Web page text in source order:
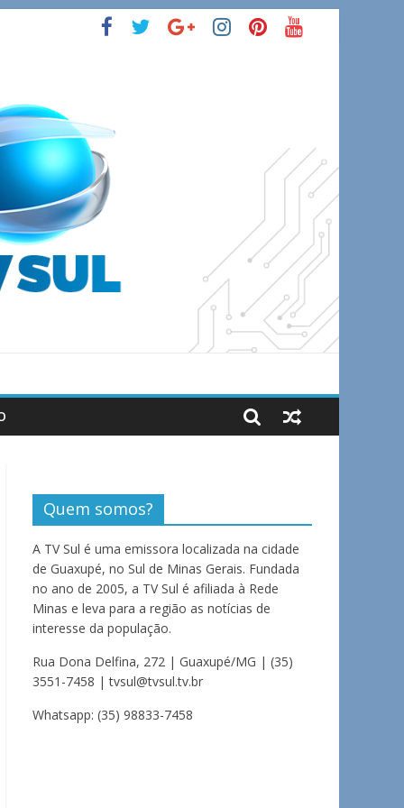
Quem somos?
A TV Sul é uma emissora localizada na cidade
de Guaxupé, no Sul de Minas Gerais. Fundada
no ano de 2005, a TV Sul é afiliada à Rede
Minas e leva para a região as notícias de
interesse da população.
Rua Dona Delfina, 272 | Guaxupé/MG | (35)
3551-7458 | tvsul@tvsul.tv.br
Whatsapp: (35) 98833-7458